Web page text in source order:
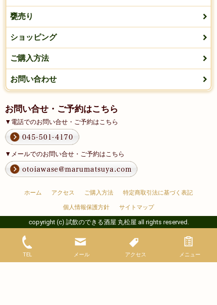
TEL メール アクセス メニュー
甕売り
ショッピング
ご購入方法
お問い合わせ
お問い合せ・ご予約はこちら
▼電話でのお問い合せ・ご予約はこちら
▼メールでのお問い合せ・ご予約はこちら
ホーム アクセス ご購入方法 特定商取引法に基づく表記
個人情報保護方針 サイトマップ
copyright (c) 試飲のできる酒屋 丸松屋 all rights reserved.